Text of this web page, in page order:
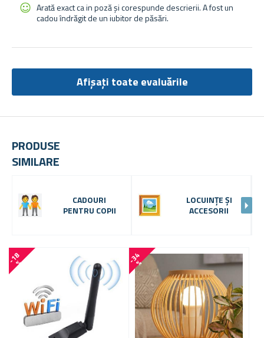
PRODUSE
SIMILARE
CADOURI
PENTRU COPII
LOCUINȚE ȘI
ACCESORII
-
1
8
% -
3
4
%
Arată exact ca in poză și corespunde descrierii. A fost un
cadou îndrăgit de un iubitor de păsări.
Afișați toate evaluările